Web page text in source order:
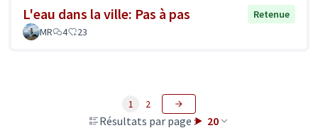
L'eau dans la ville: Pas à pas
Retenue
MR
4 23
Résultats par page : 20
1 2